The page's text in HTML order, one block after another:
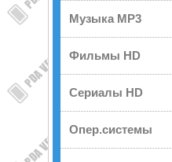
Музыка MP3
Фильмы HD
Сериалы HD
Опер.системы